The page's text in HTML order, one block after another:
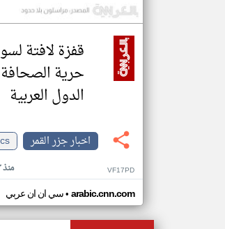
قفزة لافتة
حرية
الدول العربية
اخبار جزر القمر
منذ ٣ أشهر VF17PD
سي ان ان عربي• arabic.cnn.com